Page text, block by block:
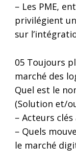
– Les PME,
privilégient
sur
05 Toujours
marché des
Quel est le
(Solution et/
– Acteurs clés
– Quels
le marché